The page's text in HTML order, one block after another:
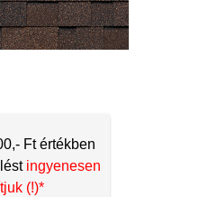
Ft értékben
ingyenesen
(!)*